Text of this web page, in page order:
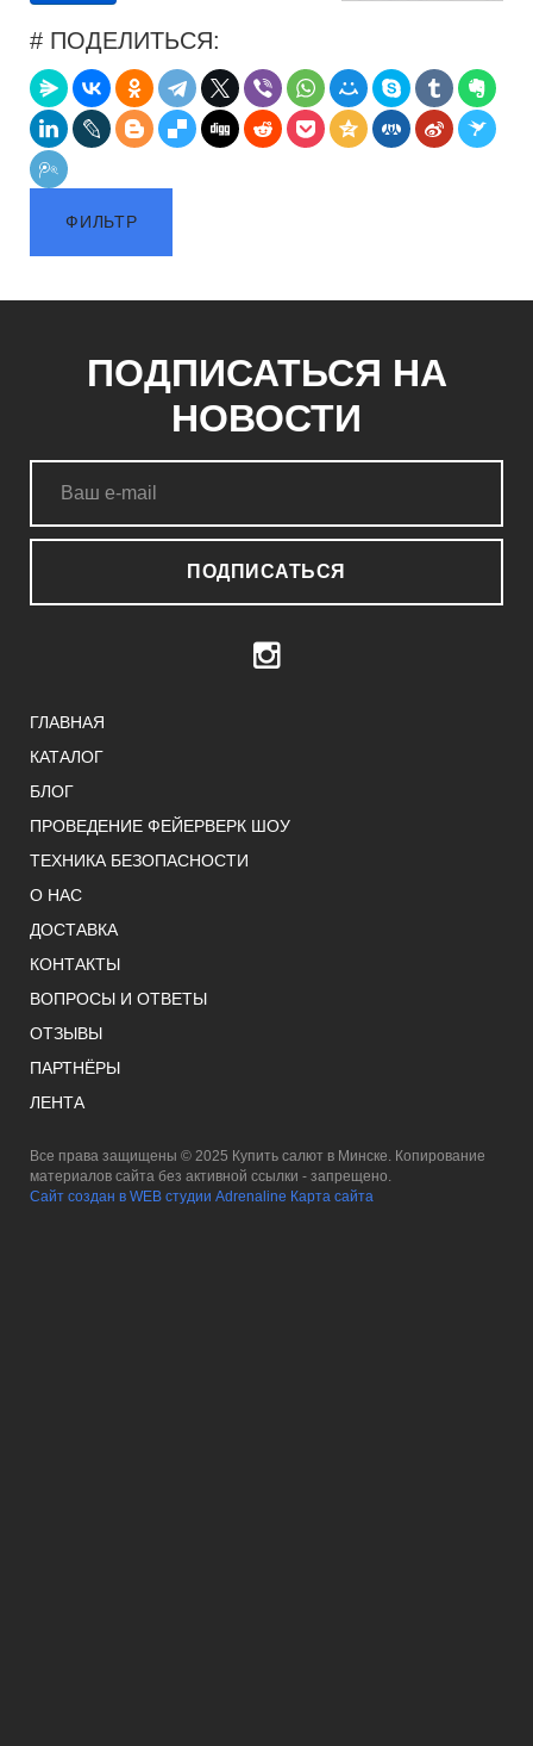
# ПОДЕЛИТЬСЯ:
ФИЛЬТР
ПОДПИСАТЬСЯ НА
НОВОСТИ
ПОДПИСАТЬСЯ
ГЛАВНАЯ
КАТАЛОГ
БЛОГ
ПРОВЕДЕНИЕ ФЕЙЕРВЕРК ШОУ
ТЕХНИКА БЕЗОПАСНОСТИ
О НАС
ДОСТАВКА
КОНТАКТЫ
ВОПРОСЫ И ОТВЕТЫ
ОТЗЫВЫ
ПАРТНЁРЫ
ЛЕНТА
Все права защищены © 2025 Купить салют в Минске. Копирование
материалов сайта без активной ссылки - запрещено.
Сайт создан в WEB студии Adrenaline Карта сайта